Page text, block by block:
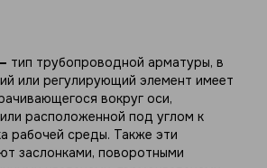
тип трубопроводной арматуры, в
или регулирующий элемент имеет
вокруг оси,
расположенной под углом к
рабочей среды. Также эти
заслонками, поворотными